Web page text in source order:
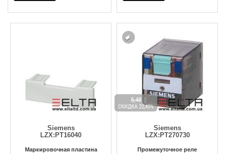
Siemens
LZX:PT16040
Маркировочная пластина
Siemens
LZX:PT270730
Промежуточное реле
5,48
СКИДКА 22,45%